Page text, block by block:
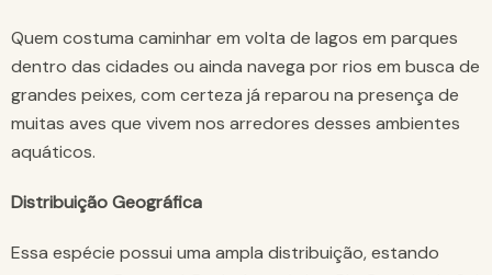
Quem costuma caminhar em volta de lagos em parques
dentro das cidades ou ainda navega por rios em busca de
grandes peixes, com certeza já reparou na presença de
muitas aves que vivem nos arredores desses ambientes
aquáticos.
Distribuição Geográfica
Essa espécie possui uma ampla distribuição, estando